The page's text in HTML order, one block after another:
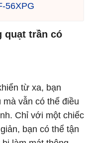
56XPG
quạt trần có
từ xa, bạn
mà vẫn có thể điều
Chỉ với một chiếc
bạn có thể tận